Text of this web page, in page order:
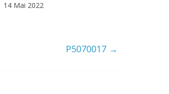
14 Mai 2022
P5070017 →